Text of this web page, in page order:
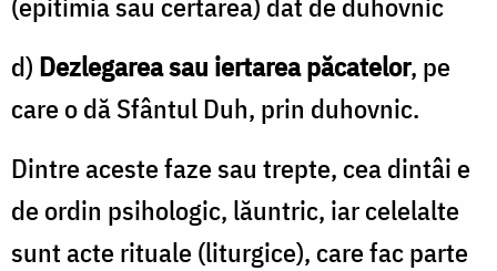
d) Dezlegarea sau iertarea păcatelor, pe
care o dă Sfântul Duh, prin duhovnic.
Dintre aceste faze sau trepte, cea dintâi e
de ordin psihologic, lăuntric, iar celelalte
sunt acte rituale (liturgice), care fac parte